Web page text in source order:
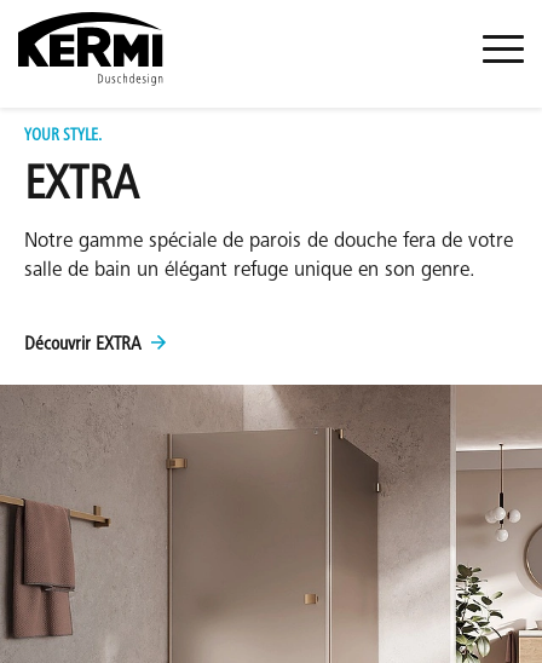
YOUR STYLE.
EXTRA
Notre gamme spéciale de parois de douche fera de votre
salle de bain un élégant refuge unique en son genre.
Découvrir EXTRA